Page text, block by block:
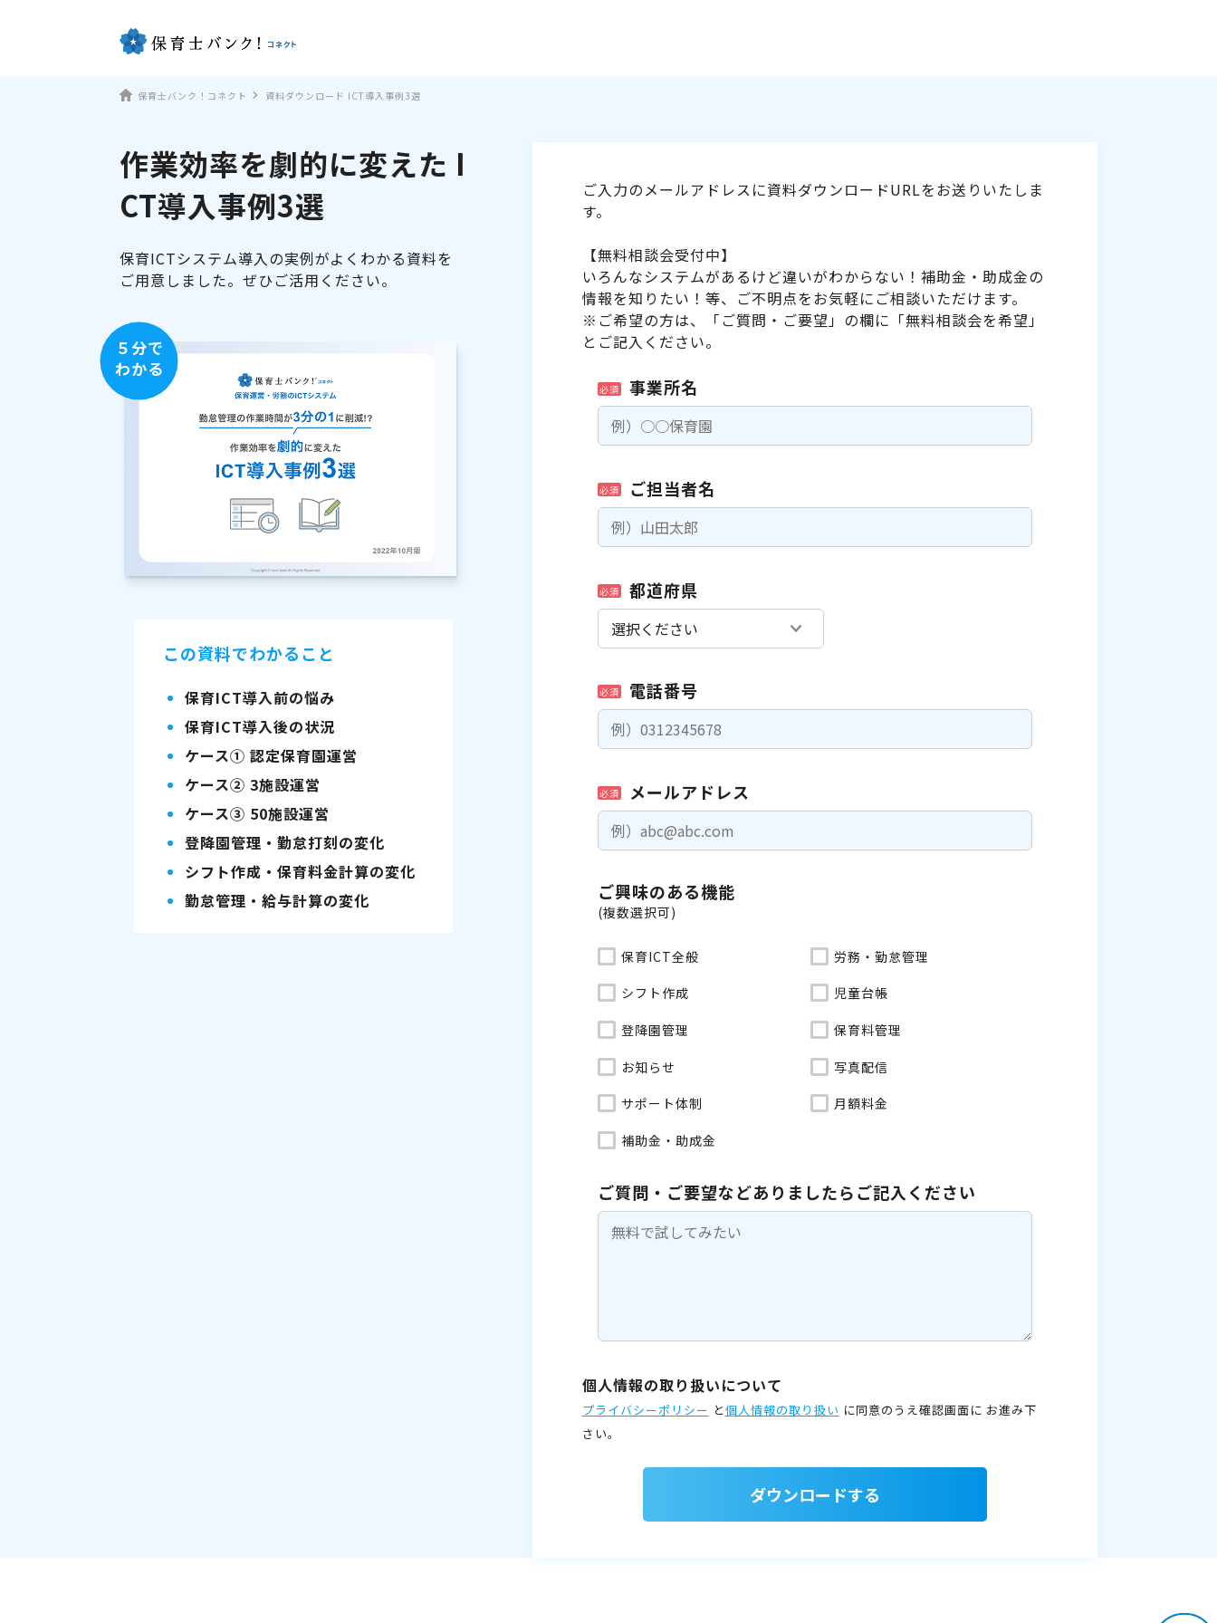
保育士バンク！コネクト 資料ダウンロード ICT導入事例3選
作業効率を劇的に変えた I
CT導入事例3選
保育ICTシステム導入の実例がよくわかる資料を
ご用意しました。ぜひご活用ください。
５分で
わかる
この資料でわかること
保育ICT導入前の悩み
保育ICT導入後の状況
ケース① 認定保育園運営
ケース② 3施設運営
ケース③ 50施設運営
登降園管理・勤怠打刻の変化
シフト作成・保育料金計算の変化
勤怠管理・給与計算の変化
ご入力のメールアドレスに資料ダウンロードURLをお送りいたしま
す。
【無料相談会受付中】
いろんなシステムがあるけど違いがわからない！補助金・助成金の
情報を知りたい！等、ご不明点をお気軽にご相談いただけます。
※ご希望の方は、「ご質問・ご要望」の欄に「無料相談会を希望」
とご記入ください。
必須 事業所名
必須 ご担当者名
必須 都道府県
必須 電話番号
必須 メールアドレス
ご興味のある機能
(複数選択可)
保育ICT全般 労務・勤怠管理
シフト作成 児童台帳
登降園管理 保育料管理
お知らせ 写真配信
サポート体制 月額料金
補助金・助成金
ご質問・ご要望などありましたらご記入ください
個人情報の取り扱いについて
プライバシーポリシー と個人情報の取り扱い に同意のうえ確認画面に お進み下
さい。
ダウンロードする